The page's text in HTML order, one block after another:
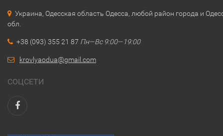
Украина, Одесская область Одесса, любой район города и
обл.
+38 (093) 355 21 87 Пн—Вс 9:00—19:00
krovlyaodua@gmail.com
СОЦСЕТИ